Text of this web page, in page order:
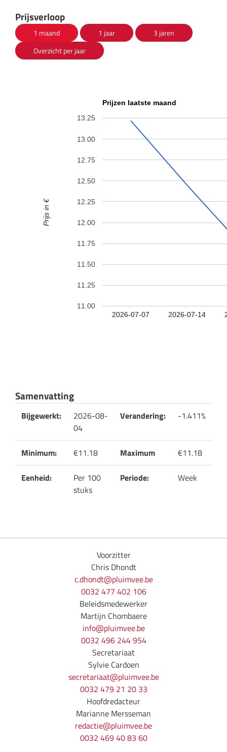
Prijsverloop
1 maand 1 jaar
3 jaren
Overzicht per jaar
Prijzen laatste maand
2026-07-07 2026-07-14
11.00
11.25
11.50
11.75
12.00
12.25
12.50
12.75
13.00
13.25
Prijs in €
Samenvatting
Bijgewerkt:
2026-08-
04
Verandering: -1.411%
Minimum: €11.18 Maximum €11.18
Eenheid:
Per 100
stuks
Periode: Week
Voorzitter
Chris Dhondt
c.dhondt@pluimvee.be
0032 477 402 106
Beleidsmedewerker
Martijn Chombaere
info@pluimvee.be
0032 496 244 954
Secretariaat
Sylvie Cardoen
secretariaat@pluimvee.be
0032 479 21 20 33
Hoofdredacteur
Marianne Mersseman
redactie@pluimvee.be
0032 469 40 83 60